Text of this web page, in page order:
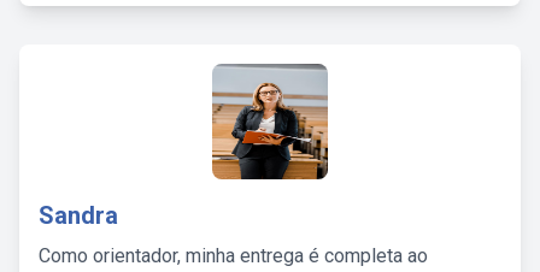
Sandra
Como orientador, minha entrega é completa ao